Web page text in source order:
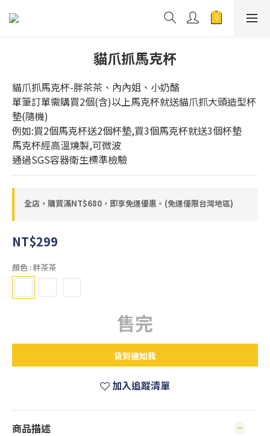
貓爪抓馬克杯
貓爪抓馬克杯-胖茶茶、內內姐、小奶酪
單筆訂單需購買2個(含)以上馬克杯就送貓爪抓大頭造型杯
墊(隨機)
例如:買2個馬克杯送2個杯墊,買3個馬克杯就送3個杯墊
馬克杯經高溫燒製,可微波
通過SGS容器衛生標準檢驗
全店，購買滿NT$680，即享免運優惠。(免運僅限台灣地區)
NT$299
顏色 : 胖茶茶
售完
貨到通知我
加入追蹤清單
商品描述